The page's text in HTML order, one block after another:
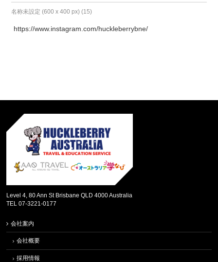
名称未設定 (600 x 400 px) (15)
https://www.instagram.com/huckleberrybne/
Level 4, 80 Ann St Brisbane QLD 4000 Australia
TEL 07-3221-0177
会社案内
会社概要
採用情報